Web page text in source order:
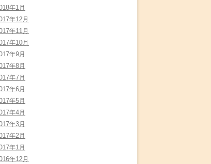
年1月
年12月
年11月
年10月
年9月
年8月
年7月
年6月
年5月
年4月
年3月
年2月
年1月
年12月